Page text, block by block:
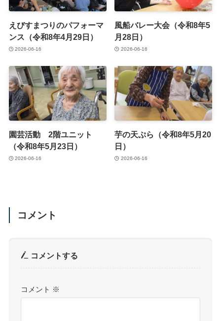
えびすまつりのパフォーマ
ンス（令和8年4月29日）
2026-06-16
風船バレー大会（令和8年5
月28日）
2026-06-16
園芸活動 2階ユニット
（令和8年5月23日）
2026-06-16
芋の天ぷら（令和8年5月20
日）
2026-06-16
コメント
コメントする
コメント ※